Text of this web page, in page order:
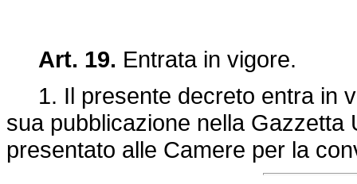
Art. 19. Entrata in vigore.
1. Il presente decreto entra in
sua pubblicazione nella Gazzetta
presentato alle Camere per la